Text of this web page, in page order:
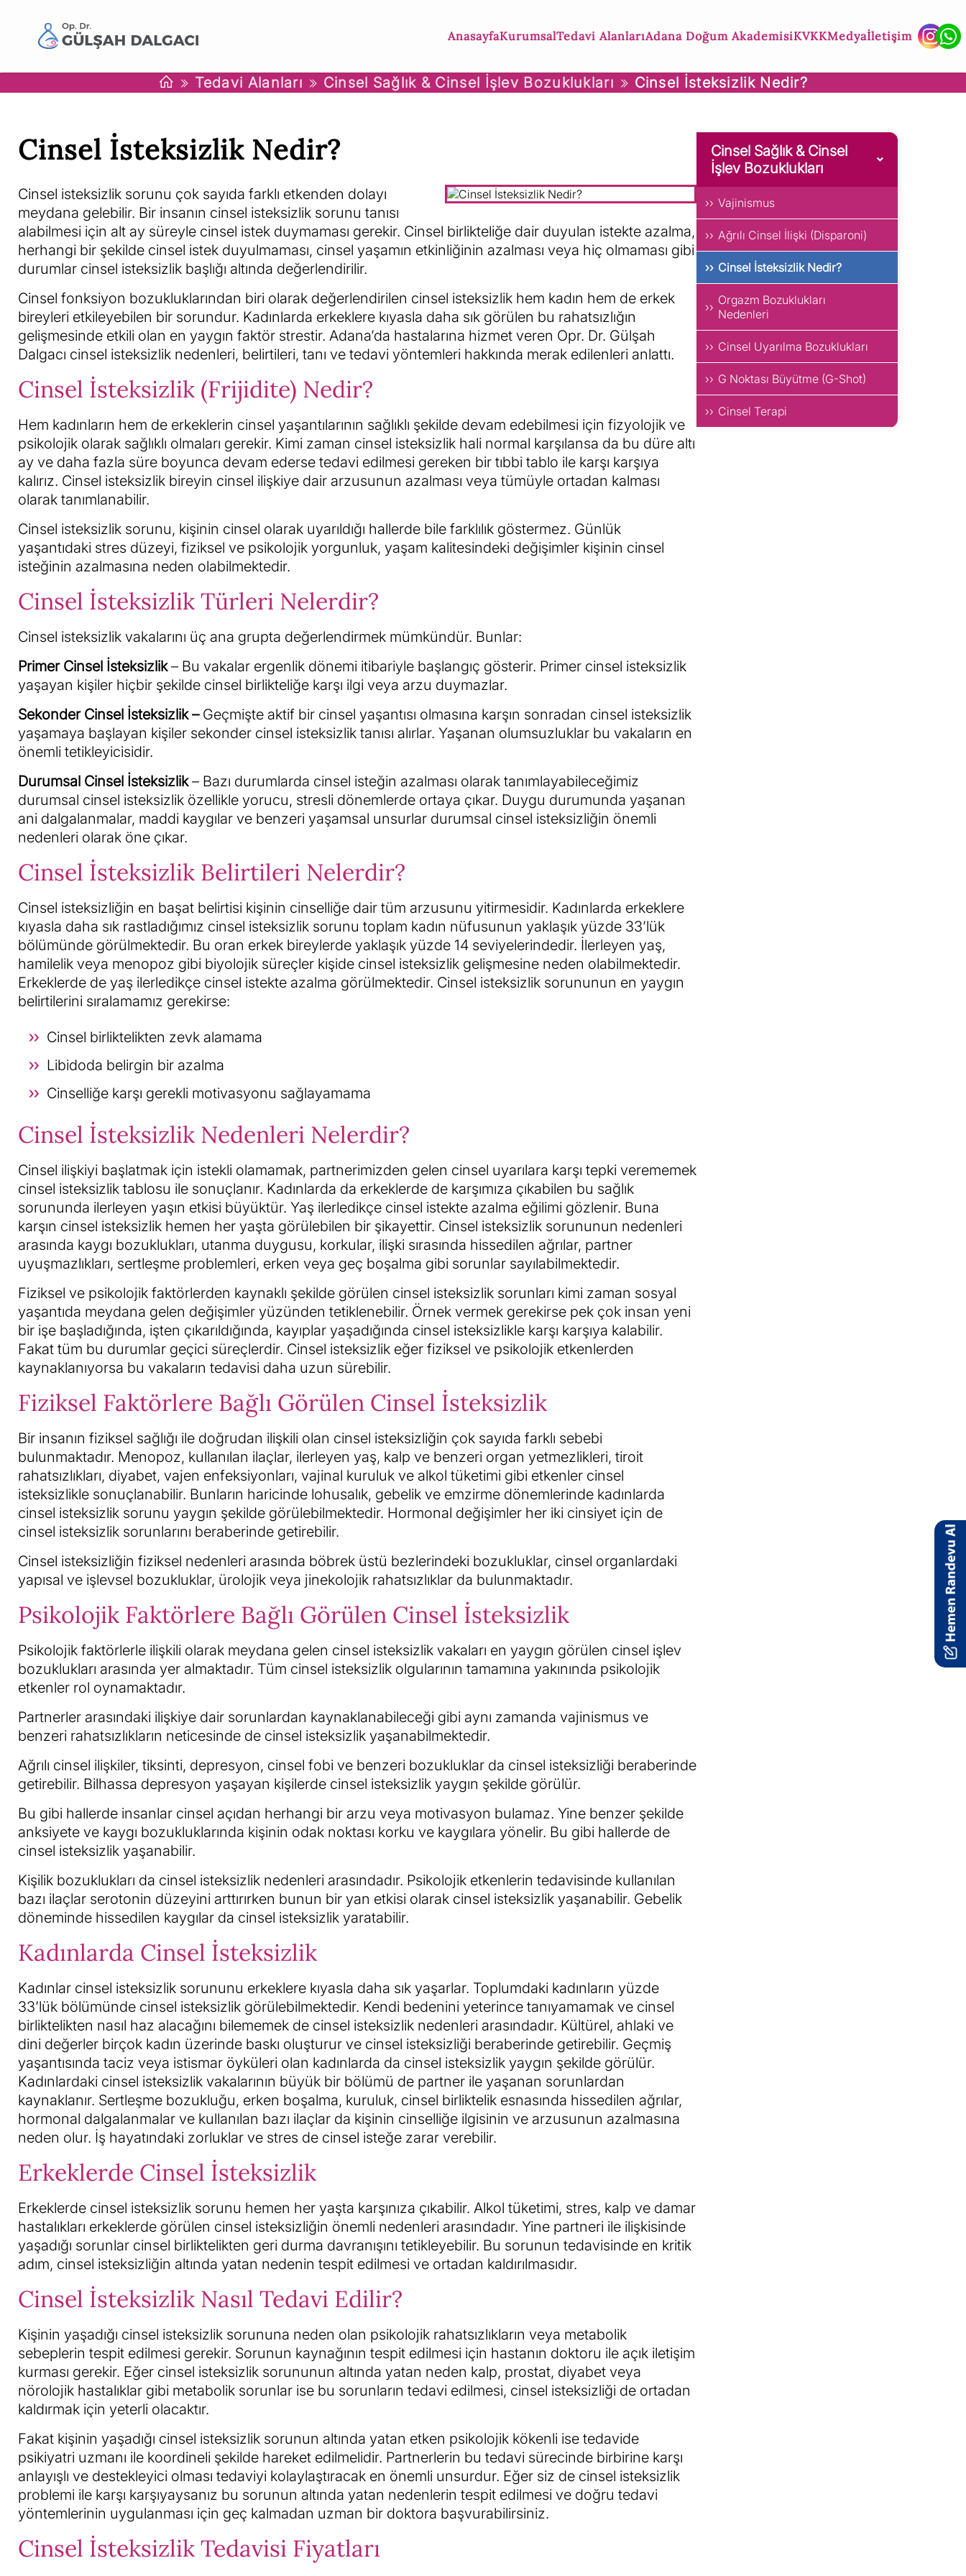
AnasayfaKurumsalTedavi AlanlarıAdana Doğum AkademisiKVKKMedyaİletişim
Tedavi Alanları Cinsel Sağlık & Cinsel İşlev Bozuklukları Cinsel İsteksizlik Nedir?
Cinsel İsteksizlik Nedir?
Cinsel isteksizlik sorunu çok sayıda farklı etkenden dolayı
meydana gelebilir. Bir insanın cinsel isteksizlik sorunu tanısı
alabilmesi için alt ay süreyle cinsel istek duymaması gerekir. Cinsel birlikteliğe dair duyulan istekte azalma,
herhangi bir şekilde cinsel istek duyulmaması, cinsel yaşamın etkinliğinin azalması veya hiç olmaması gibi
durumlar cinsel isteksizlik başlığı altında değerlendirilir.
Cinsel fonksiyon bozukluklarından biri olarak değerlendirilen cinsel isteksizlik hem kadın hem de erkek
bireyleri etkileyebilen bir sorundur. Kadınlarda erkeklere kıyasla daha sık görülen bu rahatsızlığın
gelişmesinde etkili olan en yaygın faktör strestir. Adana’da hastalarına hizmet veren Opr. Dr. Gülşah
Dalgacı cinsel isteksizlik nedenleri, belirtileri, tanı ve tedavi yöntemleri hakkında merak edilenleri anlattı.
Cinsel İsteksizlik (Frijidite) Nedir?
Hem kadınların hem de erkeklerin cinsel yaşantılarının sağlıklı şekilde devam edebilmesi için fizyolojik ve
psikolojik olarak sağlıklı olmaları gerekir. Kimi zaman cinsel isteksizlik hali normal karşılansa da bu düre altı
ay ve daha fazla süre boyunca devam ederse tedavi edilmesi gereken bir tıbbi tablo ile karşı karşıya
kalırız. Cinsel isteksizlik bireyin cinsel ilişkiye dair arzusunun azalması veya tümüyle ortadan kalması
olarak tanımlanabilir.
Cinsel isteksizlik sorunu, kişinin cinsel olarak uyarıldığı hallerde bile farklılık göstermez. Günlük
yaşantıdaki stres düzeyi, fiziksel ve psikolojik yorgunluk, yaşam kalitesindeki değişimler kişinin cinsel
isteğinin azalmasına neden olabilmektedir.
Cinsel İsteksizlik Türleri Nelerdir?
Cinsel isteksizlik vakalarını üç ana grupta değerlendirmek mümkündür. Bunlar:
Primer Cinsel İsteksizlik– Bu vakalar ergenlik dönemi itibariyle başlangıç gösterir. Primer cinsel isteksizlik
yaşayan kişiler hiçbir şekilde cinsel birlikteliğe karşı ilgi veya arzu duymazlar.
Sekonder Cinsel İsteksizlik –Geçmişte aktif bir cinsel yaşantısı olmasına karşın sonradan cinsel isteksizlik
yaşamaya başlayan kişiler sekonder cinsel isteksizlik tanısı alırlar. Yaşanan olumsuzluklar bu vakaların en
önemli tetikleyicisidir.
Durumsal Cinsel İsteksizlik– Bazı durumlarda cinsel isteğin azalması olarak tanımlayabileceğimiz
durumsal cinsel isteksizlik özellikle yorucu, stresli dönemlerde ortaya çıkar. Duygu durumunda yaşanan
ani dalgalanmalar, maddi kaygılar ve benzeri yaşamsal unsurlar durumsal cinsel isteksizliğin önemli
nedenleri olarak öne çıkar.
Cinsel İsteksizlik Belirtileri Nelerdir?
Cinsel isteksizliğin en başat belirtisi kişinin cinselliğe dair tüm arzusunu yitirmesidir. Kadınlarda erkeklere
kıyasla daha sık rastladığımız cinsel isteksizlik sorunu toplam kadın nüfusunun yaklaşık yüzde 33’lük
bölümünde görülmektedir. Bu oran erkek bireylerde yaklaşık yüzde 14 seviyelerindedir. İlerleyen yaş,
hamilelik veya menopoz gibi biyolojik süreçler kişide cinsel isteksizlik gelişmesine neden olabilmektedir.
Erkeklerde de yaş ilerledikçe cinsel istekte azalma görülmektedir. Cinsel isteksizlik sorununun en yaygın
belirtilerini sıralamamız gerekirse:
Cinsel birliktelikten zevk alamama
Libidoda belirgin bir azalma
Cinselliğe karşı gerekli motivasyonu sağlayamama
Cinsel İsteksizlik Nedenleri Nelerdir?
Cinsel ilişkiyi başlatmak için istekli olamamak, partnerimizden gelen cinsel uyarılara karşı tepki verememek
cinsel isteksizlik tablosu ile sonuçlanır. Kadınlarda da erkeklerde de karşımıza çıkabilen bu sağlık
sorununda ilerleyen yaşın etkisi büyüktür. Yaş ilerledikçe cinsel istekte azalma eğilimi gözlenir. Buna
karşın cinsel isteksizlik hemen her yaşta görülebilen bir şikayettir. Cinsel isteksizlik sorununun nedenleri
arasında kaygı bozuklukları, utanma duygusu, korkular, ilişki sırasında hissedilen ağrılar, partner
uyuşmazlıkları, sertleşme problemleri, erken veya geç boşalma gibi sorunlar sayılabilmektedir.
Fiziksel ve psikolojik faktörlerden kaynaklı şekilde görülen cinsel isteksizlik sorunları kimi zaman sosyal
yaşantıda meydana gelen değişimler yüzünden tetiklenebilir. Örnek vermek gerekirse pek çok insan yeni
bir işe başladığında, işten çıkarıldığında, kayıplar yaşadığında cinsel isteksizlikle karşı karşıya kalabilir.
Fakat tüm bu durumlar geçici süreçlerdir. Cinsel isteksizlik eğer fiziksel ve psikolojik etkenlerden
kaynaklanıyorsa bu vakaların tedavisi daha uzun sürebilir.
Fiziksel Faktörlere Bağlı Görülen Cinsel İsteksizlik
Bir insanın fiziksel sağlığı ile doğrudan ilişkili olan cinsel isteksizliğin çok sayıda farklı sebebi
bulunmaktadır. Menopoz, kullanılan ilaçlar, ilerleyen yaş, kalp ve benzeri organ yetmezlikleri, tiroit
rahatsızlıkları, diyabet, vajen enfeksiyonları, vajinal kuruluk ve alkol tüketimi gibi etkenler cinsel
isteksizlikle sonuçlanabilir. Bunların haricinde lohusalık, gebelik ve emzirme dönemlerinde kadınlarda
cinsel isteksizlik sorunu yaygın şekilde görülebilmektedir. Hormonal değişimler her iki cinsiyet için de
cinsel isteksizlik sorunlarını beraberinde getirebilir.
Cinsel isteksizliğin fiziksel nedenleri arasında böbrek üstü bezlerindeki bozukluklar, cinsel organlardaki
yapısal ve işlevsel bozukluklar, ürolojik veya jinekolojik rahatsızlıklar da bulunmaktadır.
Psikolojik Faktörlere Bağlı Görülen Cinsel İsteksizlik
Psikolojik faktörlerle ilişkili olarak meydana gelen cinsel isteksizlik vakaları en yaygın görülen cinsel işlev
bozuklukları arasında yer almaktadır. Tüm cinsel isteksizlik olgularının tamamına yakınında psikolojik
etkenler rol oynamaktadır.
Partnerler arasındaki ilişkiye dair sorunlardan kaynaklanabileceği gibi aynı zamanda vajinismus ve
benzeri rahatsızlıkların neticesinde de cinsel isteksizlik yaşanabilmektedir.
Ağrılı cinsel ilişkiler, tiksinti, depresyon, cinsel fobi ve benzeri bozukluklar da cinsel isteksizliği beraberinde
getirebilir. Bilhassa depresyon yaşayan kişilerde cinsel isteksizlik yaygın şekilde görülür.
Bu gibi hallerde insanlar cinsel açıdan herhangi bir arzu veya motivasyon bulamaz. Yine benzer şekilde
anksiyete ve kaygı bozukluklarında kişinin odak noktası korku ve kaygılara yönelir. Bu gibi hallerde de
cinsel isteksizlik yaşanabilir.
Kişilik bozuklukları da cinsel isteksizlik nedenleri arasındadır. Psikolojik etkenlerin tedavisinde kullanılan
bazı ilaçlar serotonin düzeyini arttırırken bunun bir yan etkisi olarak cinsel isteksizlik yaşanabilir. Gebelik
döneminde hissedilen kaygılar da cinsel isteksizlik yaratabilir.
Kadınlarda Cinsel İsteksizlik
Kadınlar cinsel isteksizlik sorununu erkeklere kıyasla daha sık yaşarlar. Toplumdaki kadınların yüzde
33’lük bölümünde cinsel isteksizlik görülebilmektedir. Kendi bedenini yeterince tanıyamamak ve cinsel
birliktelikten nasıl haz alacağını bilememek de cinsel isteksizlik nedenleri arasındadır. Kültürel, ahlaki ve
dini değerler birçok kadın üzerinde baskı oluşturur ve cinsel isteksizliği beraberinde getirebilir. Geçmiş
yaşantısında taciz veya istismar öyküleri olan kadınlarda da cinsel isteksizlik yaygın şekilde görülür.
Kadınlardaki cinsel isteksizlik vakalarının büyük bir bölümü de partner ile yaşanan sorunlardan
kaynaklanır. Sertleşme bozukluğu, erken boşalma, kuruluk, cinsel birliktelik esnasında hissedilen ağrılar,
hormonal dalgalanmalar ve kullanılan bazı ilaçlar da kişinin cinselliğe ilgisinin ve arzusunun azalmasına
neden olur. İş hayatındaki zorluklar ve stres de cinsel isteğe zarar verebilir.
Erkeklerde Cinsel İsteksizlik
Erkeklerde cinsel isteksizlik sorunu hemen her yaşta karşınıza çıkabilir. Alkol tüketimi, stres, kalp ve damar
hastalıkları erkeklerde görülen cinsel isteksizliğin önemli nedenleri arasındadır. Yine partneri ile ilişkisinde
yaşadığı sorunlar cinsel birliktelikten geri durma davranışını tetikleyebilir. Bu sorunun tedavisinde en kritik
adım, cinsel isteksizliğin altında yatan nedenin tespit edilmesi ve ortadan kaldırılmasıdır.
Cinsel İsteksizlik Nasıl Tedavi Edilir?
Kişinin yaşadığı cinsel isteksizlik sorununa neden olan psikolojik rahatsızlıkların veya metabolik
sebeplerin tespit edilmesi gerekir. Sorunun kaynağının tespit edilmesi için hastanın doktoru ile açık iletişim
kurması gerekir. Eğer cinsel isteksizlik sorununun altında yatan neden kalp, prostat, diyabet veya
nörolojik hastalıklar gibi metabolik sorunlar ise bu sorunların tedavi edilmesi, cinsel isteksizliği de ortadan
kaldırmak için yeterli olacaktır.
Fakat kişinin yaşadığı cinsel isteksizlik sorunun altında yatan etken psikolojik kökenli ise tedavide
psikiyatri uzmanı ile koordineli şekilde hareket edilmelidir. Partnerlerin bu tedavi sürecinde birbirine karşı
anlayışlı ve destekleyici olması tedaviyi kolaylaştıracak en önemli unsurdur. Eğer siz de cinsel isteksizlik
problemi ile karşı karşıyaysanız bu sorunun altında yatan nedenlerin tespit edilmesi ve doğru tedavi
yöntemlerinin uygulanması için geç kalmadan uzman bir doktora başvurabilirsiniz.
Cinsel İsteksizlik Tedavisi Fiyatları
Cinsel Sağlık & Cinsel
İşlev Bozuklukları
Vajinismus
Ağrılı Cinsel İlişki (Disparoni)
Cinsel İsteksizlik Nedir?
Orgazm Bozuklukları
Nedenleri
Cinsel Uyarılma Bozuklukları
G Noktası Büyütme (G-Shot)
Cinsel Terapi